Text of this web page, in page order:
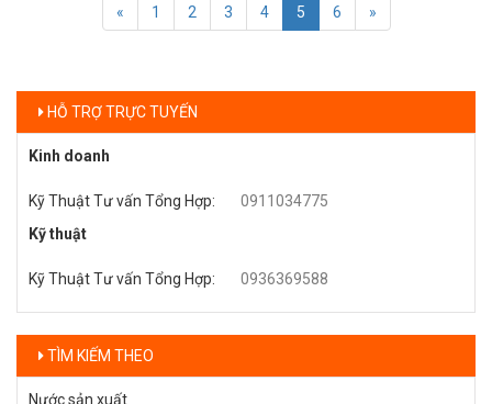
« 1 2 3 4 5 6 »
HỖ TRỢ TRỰC TUYẾN
Kinh doanh
Kỹ Thuật Tư vấn Tổng Hợp:
0911034775
Kỹ thuật
Kỹ Thuật Tư vấn Tổng Hợp: 0936369588
TÌM KIẾM THEO
Nước sản xuất